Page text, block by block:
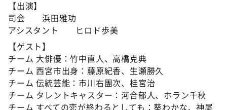
【出演】
司会 浜田雅功
アシスタント ヒロド歩美
【ゲスト】
チーム 大俳優：竹中直人、高橋克典
チーム 西宮市出身：藤原紀香、生瀬勝久
チーム 伝統芸能：市川右團次、桂宮治
チーム タレントキャスター：河合郁人、ホラン千秋
チーム すべての恋が終わるとしても：葵わかな、神尾